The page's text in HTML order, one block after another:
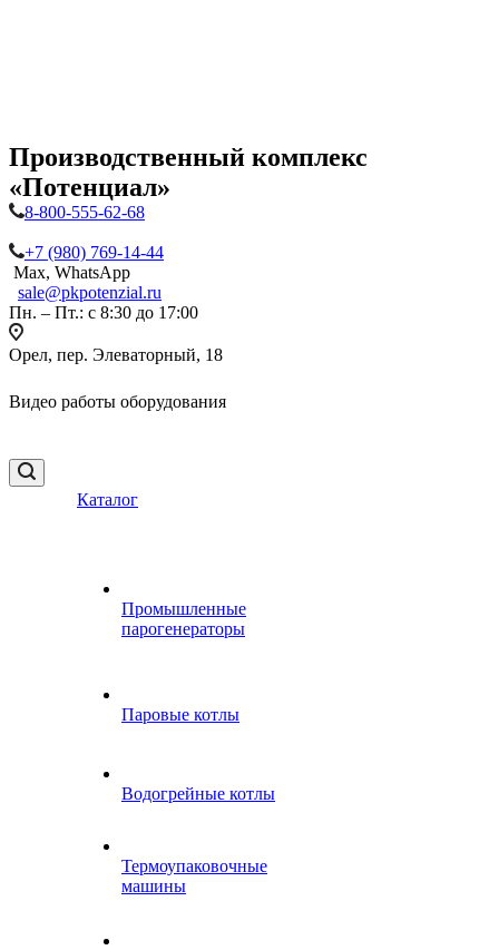
Производственный комплекс
«Потенциал»
8-800-555-62-68
+7 (980) 769-14-44
Max, WhatsApp
sale@pkpotenzial.ru
Пн. – Пт.: с 8:30 до 17:00
Орел, пер. Элеваторный, 18
Видео работы оборудования
Каталог
Промышленные
парогенераторы
Паровые котлы
Водогрейные котлы
Термоупаковочные
машины